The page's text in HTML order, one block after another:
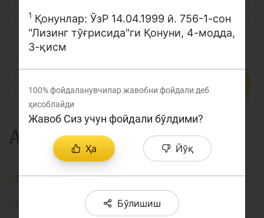
Лойиҳа ҳақида
Кенгайтирилган қидирув
Сайт харитаси
Л М Н О П Р
Т У
А
Авторизация
Аккредитив
1 Қонунлар: ЎзР 14.04.1999 й. 756-1-сон
"Лизинг тўғрисида"ги Қонуни, 4-модда,
3-қисм
100%фойдаланувчилар жавобни фойдали деб
ҳисоблайди
Жавоб Сиз учун фойдали бўлдими?
Ҳа Йўқ
Бўлишиш